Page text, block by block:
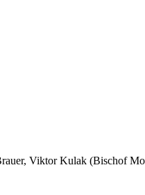
Viktor Kulak (Bischof